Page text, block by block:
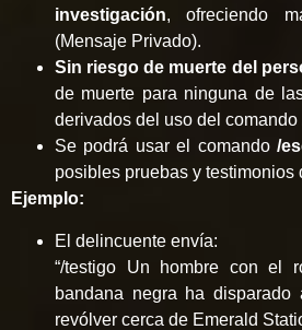
investigación, ofreciendo
(Mensaje Privado).
Sin riesgo de muerte del
de muerte para ninguna de
derivados del uso del comando
Se podrá usar el comando/
posibles pruebas y testimonios
Ejemplo:
El delincuente envía:
“/testigo Un hombre con el
bandana negra ha
revólver cerca de Emerald